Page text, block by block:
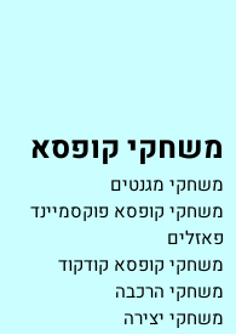
משחקי קופסא
משחקי מגנטים
משחקי קופסא פוקסמיינד
פאזלים
משחקי קופסא קודקוד
משחקי הרכבה
משחקי יצירה